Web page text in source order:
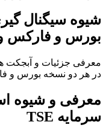
بورس و فارکس
معرفی جزئیات و آبجکت
در هر دو نسخه بورس و
معرفی و شیوه
سرمایه TSE